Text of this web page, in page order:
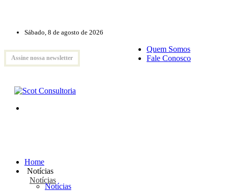
Sábado, 8 de agosto de 2026
Assine nossa newsletter
Quem Somos
Fale Conosco
Home
Notícias
Notícias
Notícias